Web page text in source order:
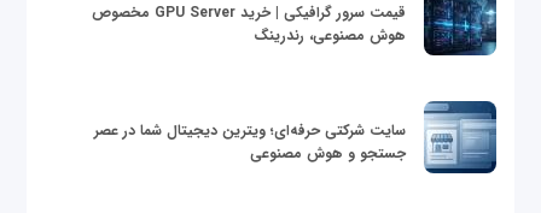
قیمت سرور گرافیکی | خرید GPU Server مخصوص
هوش مصنوعی، رندرینگ
سایت شرکتی حرفه‌ای؛ ویترین دیجیتال شما در عصر
جستجو و هوش مصنوعی